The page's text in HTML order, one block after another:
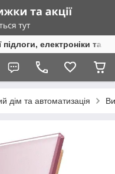
електроніки та
дім та автоматизація